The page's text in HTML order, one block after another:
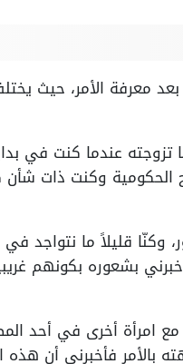
بعد معرفة الأمر، حيث
عندما كنت في
الحكومية وكنت ذات
وكنّا قليلاً ما نتواجد
أخبرني بشعوره بكونهم
امرأة أخرى في أحد
فأخبرني أن هذه